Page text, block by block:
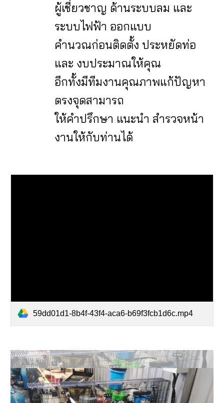
ผู้เชี่ยวชาญ ด้านระบบลม และ
ระบบไฟฟ้า ออกแบบ
คำนวณก่อนติดตั้ง ประหยัดท่อ
และ งบประมาณให้คุณ
อีกทั้งมีทีมงานคุณภาพแก้ปัญหา
ตรงจุดสามารถ
ให้คำปรึกษา แนะนำ สำรวจหน้า
งานให้กับท่านได้
59dd01d1-8b4f-43f4-aca6-b69f3fcb1d6c.mp4